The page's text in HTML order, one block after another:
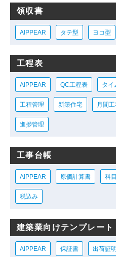
領収書
AIPPEAR タテ型 ヨコ型
工程表
AIPPEAR QC工程表 タイ
工程管理 新築住宅 月間
進捗管理
工事台帳
AIPPEAR 原価計算書 科
税込み
建築業向けテンプレート
AIPPEAR 保証書 出荷証